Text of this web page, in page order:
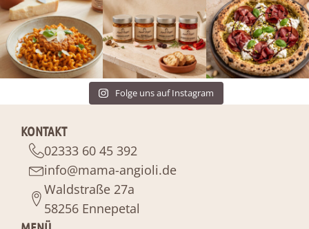
Folge uns auf Instagram
KONTAKT
02333 60 45 392
info@mama-angioli.de
Waldstraße 27a
58256 Ennepetal